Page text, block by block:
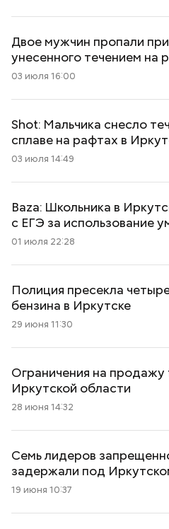
Двое мужчин пропали
унесенного течением на
03 июля 16:00
Shot: Мальчика снесло
сплаве на рафтах в
03 июля 14:49
Baza: Школьника в
с ЕГЭ за использование
01 июля 22:28
Полиция пресекла
бензина в Иркутске
29 июня 11:30
Ограничения на продажу
Иркутской области
28 июня 14:32
Семь лидеров
задержали под
19 июня 10:37